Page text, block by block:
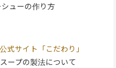
ューの作り方
式サイト「こだわり」
ープの製法について